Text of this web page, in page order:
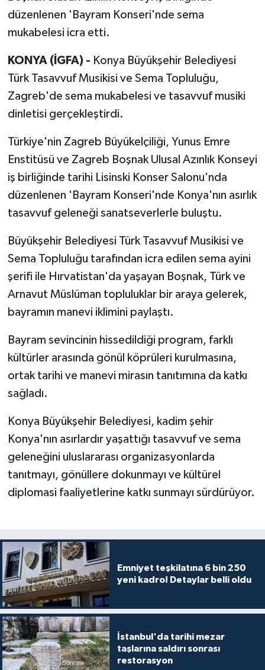
düzenlenen 'Bayram Konseri'nde sema
mukabelesi icra etti.
KONYA (İGFA) - Konya Büyükşehir Belediyesi
Türk Tasavvuf Musikisi ve Sema Topluluğu,
Zagreb'de sema mukabelesi ve tasavvuf musiki
dinletisi gerçekleştirdi.
Türkiye'nin Zagreb Büyükelçiliği, Yunus Emre
Enstitüsü ve Zagreb Boşnak Ulusal Azınlık Konseyi
iş birliğinde tarihi Lisinski Konser Salonu'nda
düzenlenen 'Bayram Konseri'nde Konya'nın asırlık
tasavvuf geleneği sanatseverlerle buluştu.
Büyükşehir Belediyesi Türk Tasavvuf Musikisi ve
Sema Topluluğu tarafından icra edilen sema ayini
şerifi ile Hırvatistan'da yaşayan Boşnak, Türk ve
Arnavut Müslüman topluluklar bir araya gelerek,
bayramın manevi iklimini paylaştı.
Bayram sevincinin hissedildiği program, farklı
kültürler arasında gönül köprüleri kurulmasına,
ortak tarihi ve manevi mirasın tanıtımına da katkı
sağladı.
Konya Büyükşehir Belediyesi, kadim şehir
Konya'nın asırlardır yaşattığı tasavvuf ve sema
geleneğini uluslararası organizasyonlarda
tanıtmayı, gönüllere dokunmayı ve kültürel
diplomasi faaliyetlerine katkı sunmayı sürdürüyor.
Emniyet teşkilatına 6 bin 250
yeni kadro! Detaylar belli oldu
İstanbul'da tarihi mezar
taşlarına saldırı sonrası
restorasyon